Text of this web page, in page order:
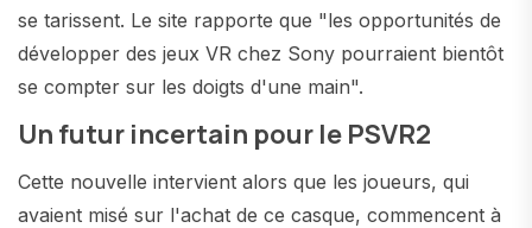
se tarissent. Le site rapporte que "les opportunités de
développer des jeux VR chez Sony pourraient bientôt
se compter sur les doigts d'une main".
Un futur incertain pour le PSVR2
Cette nouvelle intervient alors que les joueurs, qui
avaient misé sur l'achat de ce casque, commencent à